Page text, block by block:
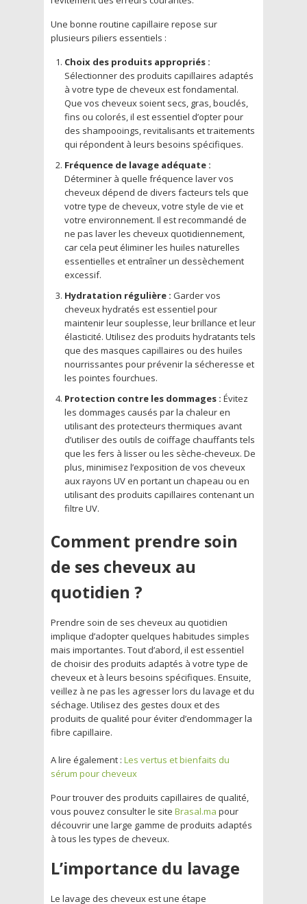
Une bonne routine capillaire repose sur
plusieurs piliers essentiels :
Choix des produits appropriés :
Sélectionner des produits capillaires adaptés
à votre type de cheveux est fondamental.
Que vos cheveux soient secs, gras, bouclés,
fins ou colorés, il est essentiel d’opter pour
des shampooings, revitalisants et traitements
qui répondent à leurs besoins spécifiques.
Fréquence de lavage adéquate :
Déterminer à quelle fréquence laver vos
cheveux dépend de divers facteurs tels que
votre type de cheveux, votre style de vie et
votre environnement. Il est recommandé de
ne pas laver les cheveux quotidiennement,
car cela peut éliminer les huiles naturelles
essentielles et entraîner un dessèchement
excessif.
Hydratation régulière : Garder vos
cheveux hydratés est essentiel pour
maintenir leur souplesse, leur brillance et leur
élasticité. Utilisez des produits hydratants tels
que des masques capillaires ou des huiles
nourrissantes pour prévenir la sécheresse et
les pointes fourchues.
Protection contre les dommages : Évitez
les dommages causés par la chaleur en
utilisant des protecteurs thermiques avant
d’utiliser des outils de coiffage chauffants tels
que les fers à lisser ou les sèche-cheveux. De
plus, minimisez l’exposition de vos cheveux
aux rayons UV en portant un chapeau ou en
utilisant des produits capillaires contenant un
filtre UV.
Comment prendre soin
de ses cheveux au
quotidien ?
Prendre soin de ses cheveux au quotidien
implique d’adopter quelques habitudes simples
mais importantes. Tout d’abord, il est essentiel
de choisir des produits adaptés à votre type de
cheveux et à leurs besoins spécifiques. Ensuite,
veillez à ne pas les agresser lors du lavage et du
séchage. Utilisez des gestes doux et des
produits de qualité pour éviter d’endommager la
fibre capillaire.
A lire également : Les vertus et bienfaits du
sérum pour cheveux
Pour trouver des produits capillaires de qualité,
vous pouvez consulter le site Brasal.ma pour
découvrir une large gamme de produits adaptés
à tous les types de cheveux.
L’importance du lavage
Le lavage des cheveux est une étape